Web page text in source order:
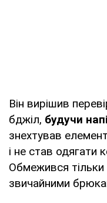
Він вирішив
бджіл, будучи
знехтував
і не став
Обмежився тільки
звичайними